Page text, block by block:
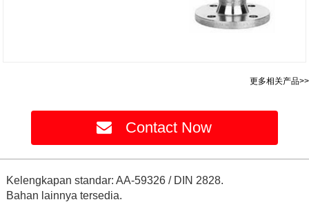
更多相关产品>>
Contact Now
Kelengkapan standar: AA-59326 / DIN 2828.
Bahan lainnya tersedia.